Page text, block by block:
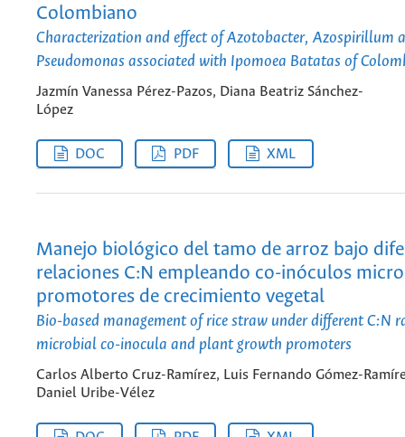
Colombiano
Characterization and effect of Azotobacter, Azospirillum
Pseudomonas associated with Ipomoea Batatas of
Jazmín Vanessa Pérez-Pazos, Diana Beatriz Sánchez-
López
DOC PDF XML
Manejo biológico del tamo de arroz bajo
relaciones C:N empleando co-inóculos
promotores de crecimiento vegetal
Bio-based management of rice straw under different C:N
microbial co-inocula and plant growth promoters
Carlos Alberto Cruz-Ramírez, Luis Fernando Gómez-
Daniel Uribe-Vélez